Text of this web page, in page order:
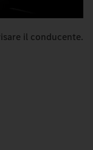
il conducente.